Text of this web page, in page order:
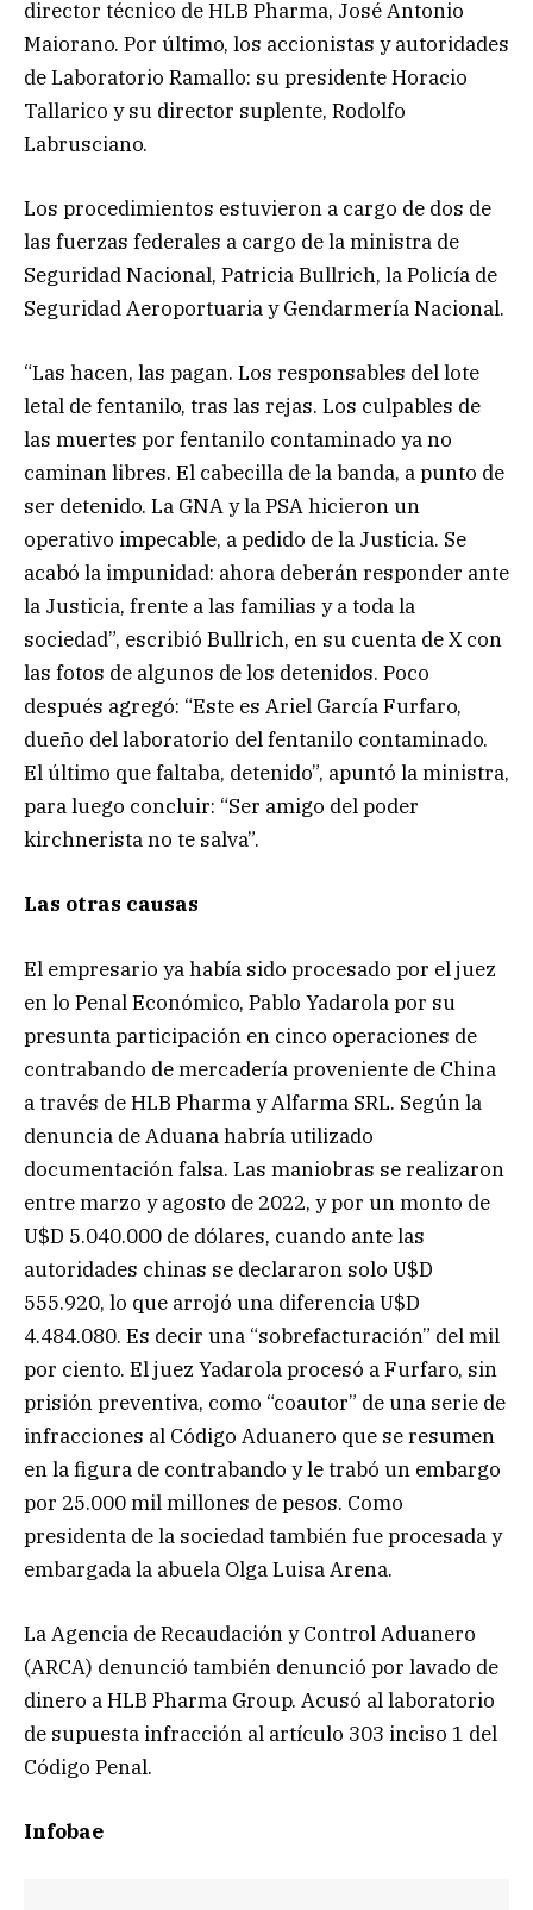
director técnico de HLB Pharma, José Antonio
Maiorano. Por último, los accionistas y autoridades
de Laboratorio Ramallo: su presidente Horacio
Tallarico y su director suplente, Rodolfo
Labrusciano.
Los procedimientos estuvieron a cargo de dos de
las fuerzas federales a cargo de la ministra de
Seguridad Nacional, Patricia Bullrich, la Policía de
Seguridad Aeroportuaria y Gendarmería Nacional.
“Las hacen, las pagan. Los responsables del lote
letal de fentanilo, tras las rejas. Los culpables de
las muertes por fentanilo contaminado ya no
caminan libres. El cabecilla de la banda, a punto de
ser detenido. La GNA y la PSA hicieron un
operativo impecable, a pedido de la Justicia. Se
acabó la impunidad: ahora deberán responder ante
la Justicia, frente a las familias y a toda la
sociedad”, escribió Bullrich, en su cuenta de X con
las fotos de algunos de los detenidos. Poco
después agregó: “Este es Ariel García Furfaro,
dueño del laboratorio del fentanilo contaminado.
El último que faltaba, detenido”, apuntó la ministra,
para luego concluir: “Ser amigo del poder
kirchnerista no te salva”.
Las otras causas
El empresario ya había sido procesado por el juez
en lo Penal Económico, Pablo Yadarola por su
presunta participación en cinco operaciones de
contrabando de mercadería proveniente de China
a través de HLB Pharma y Alfarma SRL. Según la
denuncia de Aduana habría utilizado
documentación falsa. Las maniobras se realizaron
entre marzo y agosto de 2022, y por un monto de
U$D 5.040.000 de dólares, cuando ante las
autoridades chinas se declararon solo U$D
555.920, lo que arrojó una diferencia U$D
4.484.080. Es decir una “sobrefacturación” del mil
por ciento. El juez Yadarola procesó a Furfaro, sin
prisión preventiva, como “coautor” de una serie de
infracciones al Código Aduanero que se resumen
en la figura de contrabando y le trabó un embargo
por 25.000 mil millones de pesos. Como
presidenta de la sociedad también fue procesada y
embargada la abuela Olga Luisa Arena.
La Agencia de Recaudación y Control Aduanero
(ARCA) denunció también denunció por lavado de
dinero a HLB Pharma Group. Acusó al laboratorio
de supuesta infracción al artículo 303 inciso 1 del
Código Penal.
Infobae